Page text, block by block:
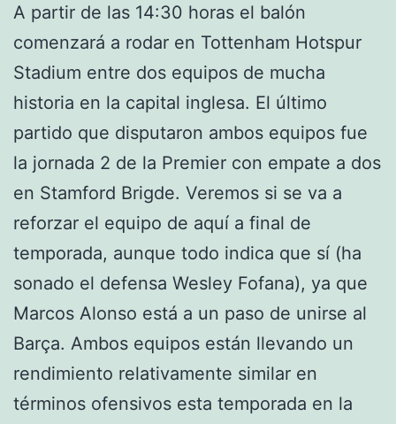
A partir de las 14:30 horas el balón
comenzará a rodar en Tottenham Hotspur
Stadium entre dos equipos de mucha
historia en la capital inglesa. El último
partido que disputaron ambos equipos fue
la jornada 2 de la Premier con empate a dos
en Stamford Brigde. Veremos si se va a
reforzar el equipo de aquí a final de
temporada, aunque todo indica que sí (ha
sonado el defensa Wesley Fofana), ya que
Marcos Alonso está a un paso de unirse al
Barça. Ambos equipos están llevando un
rendimiento relativamente similar en
términos ofensivos esta temporada en la